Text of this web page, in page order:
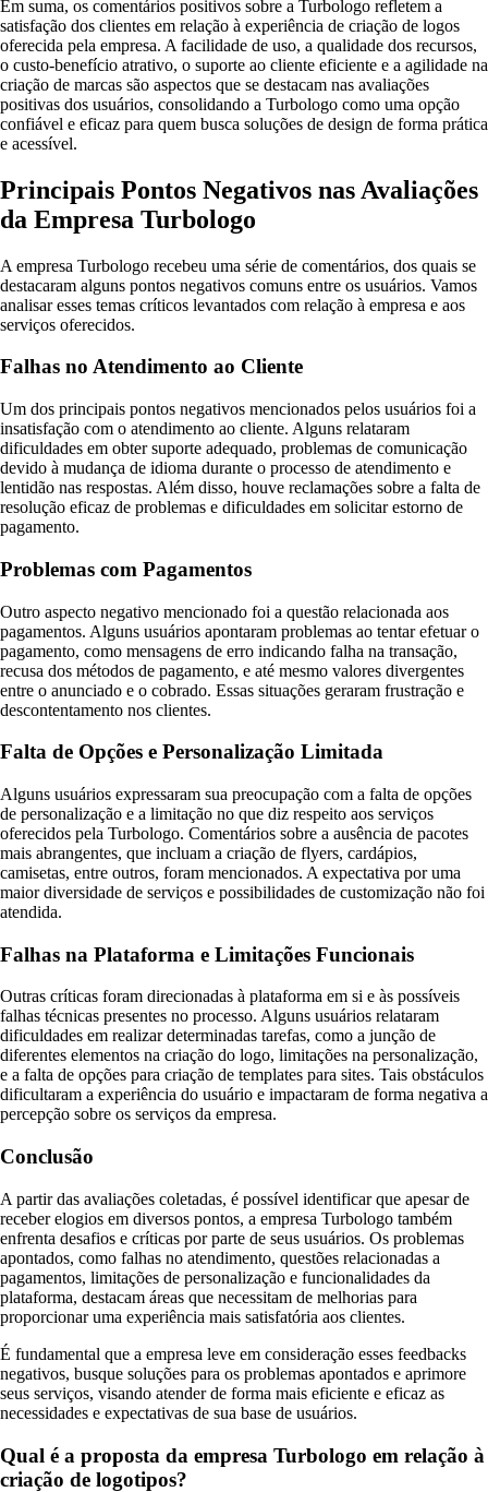
Em suma, os comentários positivos sobre a Turbologo refletem a
satisfação dos clientes em relação à experiência de criação de logos
oferecida pela empresa. A facilidade de uso, a qualidade dos recursos,
o custo-benefício atrativo, o suporte ao cliente eficiente e a agilidade na
criação de marcas são aspectos que se destacam nas avaliações
positivas dos usuários, consolidando a Turbologo como uma opção
confiável e eficaz para quem busca soluções de design de forma prática
e acessível.
Principais Pontos Negativos nas Avaliações
da Empresa Turbologo
A empresa Turbologo recebeu uma série de comentários, dos quais se
destacaram alguns pontos negativos comuns entre os usuários. Vamos
analisar esses temas críticos levantados com relação à empresa e aos
serviços oferecidos.
Falhas no Atendimento ao Cliente
Um dos principais pontos negativos mencionados pelos usuários foi a
insatisfação com o atendimento ao cliente. Alguns relataram
dificuldades em obter suporte adequado, problemas de comunicação
devido à mudança de idioma durante o processo de atendimento e
lentidão nas respostas. Além disso, houve reclamações sobre a falta de
resolução eficaz de problemas e dificuldades em solicitar estorno de
pagamento.
Problemas com Pagamentos
Outro aspecto negativo mencionado foi a questão relacionada aos
pagamentos. Alguns usuários apontaram problemas ao tentar efetuar o
pagamento, como mensagens de erro indicando falha na transação,
recusa dos métodos de pagamento, e até mesmo valores divergentes
entre o anunciado e o cobrado. Essas situações geraram frustração e
descontentamento nos clientes.
Falta de Opções e Personalização Limitada
Alguns usuários expressaram sua preocupação com a falta de opções
de personalização e a limitação no que diz respeito aos serviços
oferecidos pela Turbologo. Comentários sobre a ausência de pacotes
mais abrangentes, que incluam a criação de flyers, cardápios,
camisetas, entre outros, foram mencionados. A expectativa por uma
maior diversidade de serviços e possibilidades de customização não foi
atendida.
Falhas na Plataforma e Limitações Funcionais
Outras críticas foram direcionadas à plataforma em si e às possíveis
falhas técnicas presentes no processo. Alguns usuários relataram
dificuldades em realizar determinadas tarefas, como a junção de
diferentes elementos na criação do logo, limitações na personalização,
e a falta de opções para criação de templates para sites. Tais obstáculos
dificultaram a experiência do usuário e impactaram de forma negativa a
percepção sobre os serviços da empresa.
Conclusão
A partir das avaliações coletadas, é possível identificar que apesar de
receber elogios em diversos pontos, a empresa Turbologo também
enfrenta desafios e críticas por parte de seus usuários. Os problemas
apontados, como falhas no atendimento, questões relacionadas a
pagamentos, limitações de personalização e funcionalidades da
plataforma, destacam áreas que necessitam de melhorias para
proporcionar uma experiência mais satisfatória aos clientes.
É fundamental que a empresa leve em consideração esses feedbacks
negativos, busque soluções para os problemas apontados e aprimore
seus serviços, visando atender de forma mais eficiente e eficaz as
necessidades e expectativas de sua base de usuários.
Qual é a proposta da empresa Turbologo em relação à
criação de logotipos?